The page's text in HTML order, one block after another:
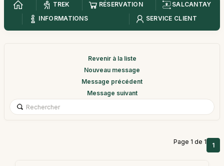
TREK RÉSERVATION
SALCANTAY
INFORMATIONS
SERVICE CLIENT
Revenir à la liste
Nouveau message
Message précédent
Message suivant
Page 1 de 1 1